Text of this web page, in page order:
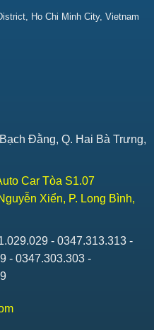
Ho Chi Minh City, Vietnam
Đằng, Q. Hai Bà Trưng,
Car Tòa S1.07
Xiển, P. Long Bình,
- 0347.313.313 -
- 0347.303.303 -